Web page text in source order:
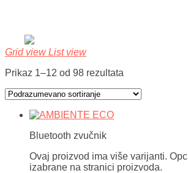
Grid view List view
Prikaz 1–12 od 98 rezultata
Bluetooth zvučnik
Ovaj proizvod ima više varijanti.
izabrane na stranici proizvoda.